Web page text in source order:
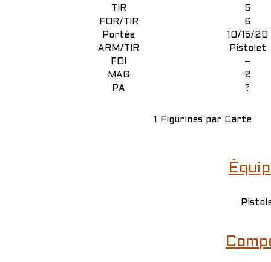
TIR
FOR/TIR
Portée
ARM/TIR
FOI
MAG
PA
5
6
10/15/20
Pistolet
–
2
?
1 Figurines par Carte